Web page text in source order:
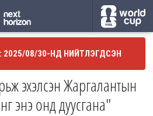
08/30-НД НИЙТЛЭГДСЭН
эхэлсэн Жаргалантын
энэ онд дуусгана"